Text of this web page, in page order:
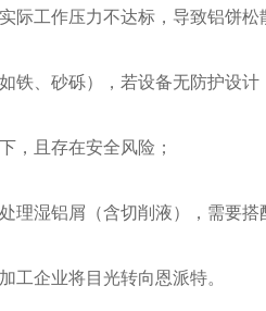
际工作压力不达标，导致铝饼松
铁、砂砾），若设备无防护设
，且存在安全风险；
理湿铝屑（含切削液），需要
工企业将目光转向恩派特。